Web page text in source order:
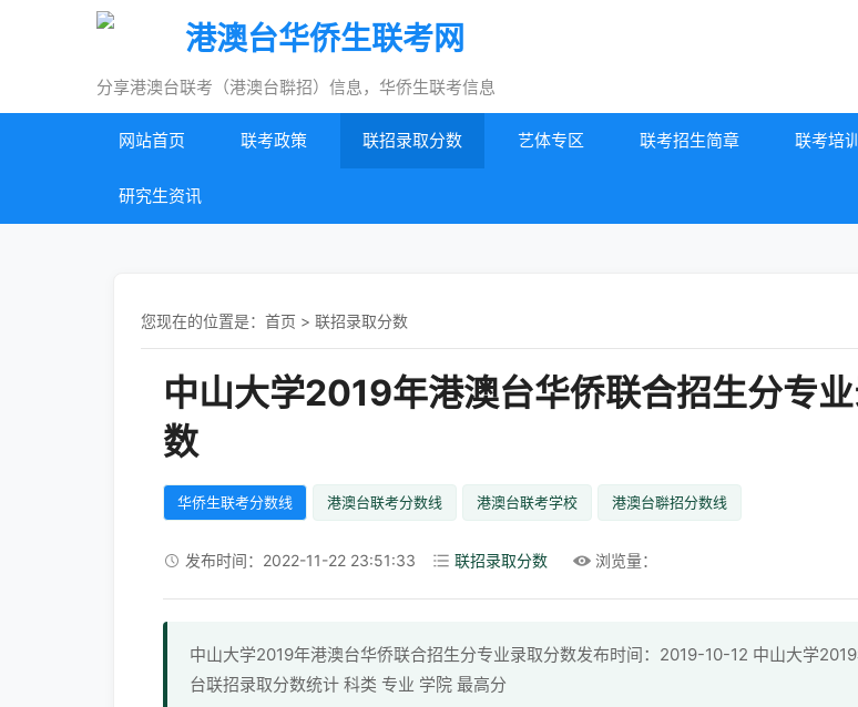
港澳台华侨生联考网
分享港澳台联考（港澳台聨招）信息，华侨生联考信息
网站首页 联考政策 联招录取分数 艺体专区 联考招生简章 联考培
研究生资讯
您现在的位置是： 首页 > 联招录取分数
中山大学2019年港澳台华侨联合招生分专
数
华侨生联考分数线 港澳台联考分数线 港澳台联考学校 港澳台聨招分数线
发布时间：2022-11-22 23:51:33 联招录取分数 浏览量：
中山大学2019年港澳台华侨联合招生分专业录取分数发布时间：2019-10-12 中山大学
台联招录取分数统计 科类 专业 学院 最高分